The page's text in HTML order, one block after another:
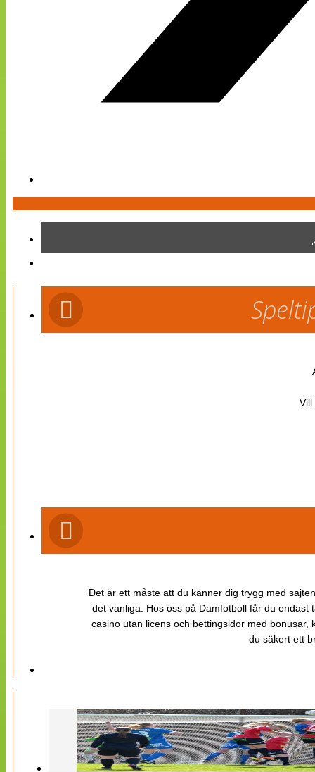
Vill
Det är ett måste att du känner dig trygg med
det vanliga. Hos oss på Damfotboll får du
casino utan licens och bettingsidor med
du säkert ett